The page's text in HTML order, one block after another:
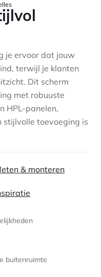
Showroom
Contact
je ervoor dat jouw
terwijl je klanten
Dit scherm
met robuuste
HPL-panelen,
stijlvolle toevoeging is
& monteren
buitenruimte